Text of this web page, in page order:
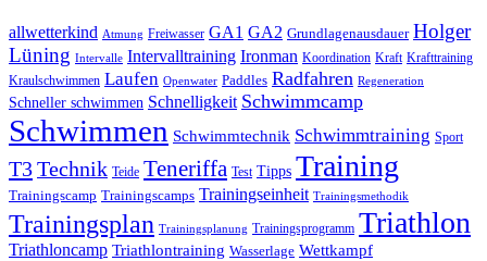
allwetterkind Atmung Freiwasser GA1 GA2 Grundlagenausdauer Holger
Lüning Intervalle Intervalltraining Ironman Koordination Kraft Krafttraining
Kraulschwimmen Laufen Openwater Paddles Radfahren Regeneration
Schneller schwimmen Schnelligkeit Schwimmcamp
Schwimmen Schwimmtechnik Schwimmtraining Sport
T3Technik Teide Teneriffa Test Tipps Training
Trainingscamp Trainingscamps Trainingseinheit Trainingsmethodik
Trainingsplan Trainingsplanung Trainingsprogramm Triathlon
Triathloncamp Triathlontraining Wasserlage Wettkampf